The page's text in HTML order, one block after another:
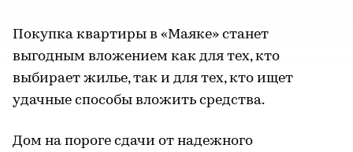
Покупка квартиры в «Маяке» станет
выгодным вложением как для тех, кто
выбирает жилье, так и для тех, кто ищет
удачные способы вложить средства.
Дом на пороге сдачи от надежного